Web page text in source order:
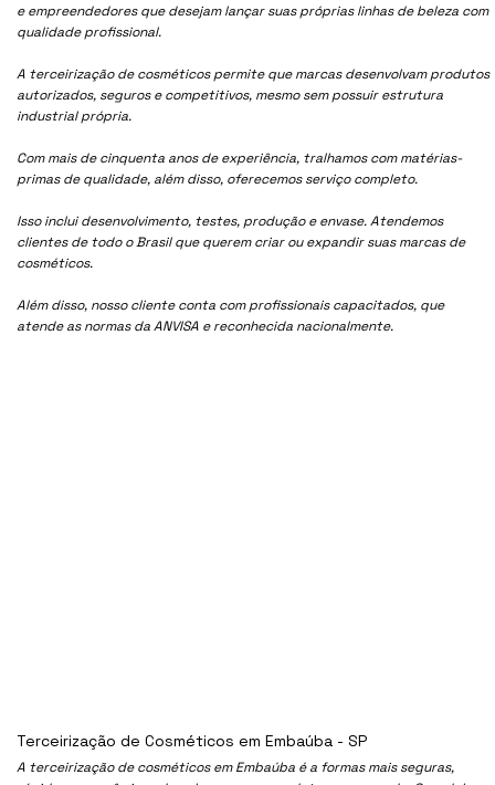
e empreendedores que desejam lançar suas próprias linhas de beleza com
qualidade profissional.
A terceirização de cosméticos permite que marcas desenvolvam produtos
autorizados, seguros e competitivos, mesmo sem possuir estrutura
industrial própria.
Com mais de cinquenta anos de experiência, tralhamos com matérias-
primas de qualidade, além disso, oferecemos serviço completo.
Isso inclui desenvolvimento, testes, produção e envase. Atendemos
clientes de todo o Brasil que querem criar ou expandir suas marcas de
cosméticos.
Além disso, nosso cliente conta com profissionais capacitados, que
atende as normas da ANVISA e reconhecida nacionalmente.
A terceirização de cosméticos em Embaúba é a formas mais seguras,
Terceirização de Cosméticos em Embaúba - SP